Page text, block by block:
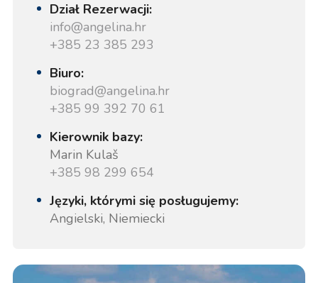
Dział Rezerwacji:
info@angelina.hr
+385 23 385 293
Biuro:
biograd@angelina.hr
+385 99 392 70 61
Kierownik bazy:
Marin Kulaš
+385 98 299 654
Języki, którymi się posługujemy:
Angielski, Niemiecki